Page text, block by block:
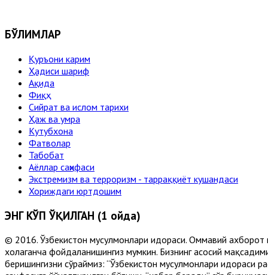
БЎЛИМЛАР
Қуръони карим
Ҳадиси шариф
Ақида
Фиқҳ
Сийрат ва ислом тарихи
Ҳаж ва умра
Кутубхона
Фатволар
Табобат
Аёллар саҳифаси
Экстремизм ва терроризм - тарраққиёт кушандаси
Хориждаги юртдошим
ЭНГ КЎП ЎҚИЛГАН (1 ойда)
© 2016. Ўзбекистон мусулмонлари идораси. Оммавий ахборот
хоҳлаганча фойдаланишингиз мумкин. Бизнинг асосий
беришингизни сўраймиз: “Ўзбекистон мусулмонлари идораси